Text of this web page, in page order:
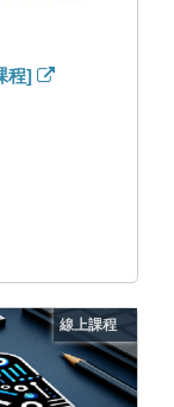
程]
線上課程